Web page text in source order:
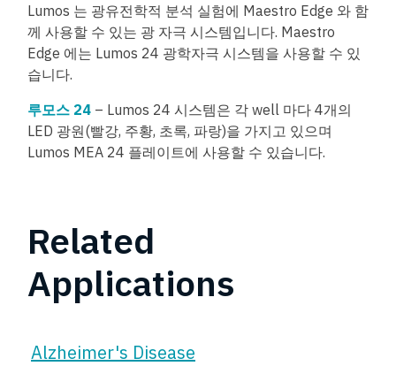
Lumos 는 광유전학적 분석 실험에 Maestro Edge 와 함
께 사용할 수 있는 광 자극 시스템입니다. Maestro
Edge 에는 Lumos 24 광학자극 시스템을 사용할 수 있
습니다.
루모스 24 – Lumos 24 시스템은 각 well 마다 4개의
LED 광원(빨강, 주황, 초록, 파랑)을 가지고 있으며
Lumos MEA 24 플레이트에 사용할 수 있습니다.
Related
Applications
Alzheimer's Disease